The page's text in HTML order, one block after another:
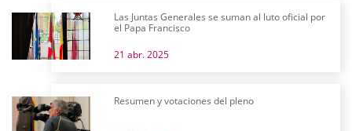
Las Juntas Generales se suman al luto oficial por
el Papa Francisco
21 abr. 2025
Resumen y votaciones del pleno